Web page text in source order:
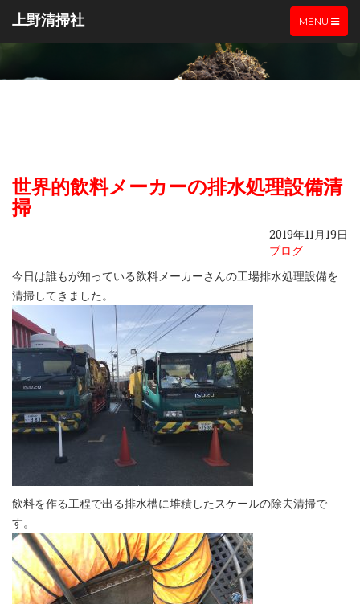
TOGGLE
NAVIGATION
MENU
上野清掃社
世界的飲料メーカーの排水処理設備清
掃
2019年11月19日
ブログ
今日は誰もが知っている飲料メーカーさんの工場排水処理設備を
清掃してきました。
飲料を作る工程で出る排水槽に堆積したスケールの除去清掃で
す。